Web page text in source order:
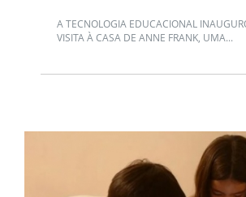
A TECNOLOGIA EDUCACIONAL
VISITA À CASA DE ANNE FRANK, UMA...